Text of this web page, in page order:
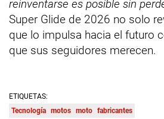
reinventarse es posible sin
Super Glide de 2026 no solo
que lo impulsa hacia el futuro
que sus seguidores merecen.
ETIQUETAS:
Tecnología motos moto fabricantes